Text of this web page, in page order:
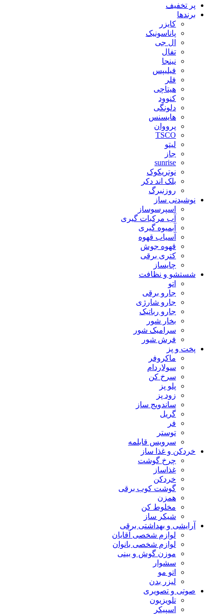
پر تخفیف
برندها
کایزر
پاناسونیک
ال جی
تفال
نینجا
فیلیپس
فلر
هیتاچی
کنوود
دلونگی
هایسنس
پرووان
TSCO
لیتو
جاز
sunrise
نوتریکوک
بلک اند دکر
روزنبرگ
نوشیدنی ساز
اسپرسوساز
آب مرکبات گیری
آبمیوه گیری
آسیاب قهوه
قهوه جوش
کتری برقی
چایساز
شستشو و نظافت
اتو
جارو برقی
جارو شارژی
جارو رباتیک
بخار شور
سرامیک شور
فرش شور
پخت و پز
ماکروفر
سولاردام
سرخ کن
پلو پز
زود پز
ساندویج ساز
گریل
فر
توستر
سرویس قابلمه
خردکن و غذا ساز
چرخ گوشت
غذاساز
خردکن
گوشت کوب برقی
همزن
مخلوط کن
شیکر ساز
آرایشی و بهداشتی برقی
لوازم شخصی آقایان
لوازم شخصی بانوان
موزن گوش و بینی
سشوار
اتو مو
لیزر بدن
صوتی و تصویری
تلویزیون
اسپیکر